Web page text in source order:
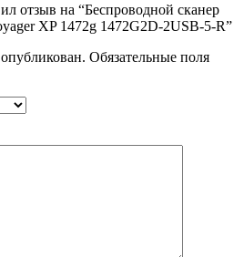
отзыв на “Беспроводной сканер
XP 1472g 1472G2D-2USB-5-R”
Обязательные поля